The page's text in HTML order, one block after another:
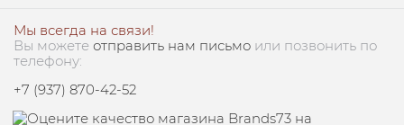
Мы всегда на связи!
Вы можете отправить нам письмо или позвонить по
телефону:
+7 (937) 870-42-52